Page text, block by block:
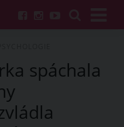
spáchala